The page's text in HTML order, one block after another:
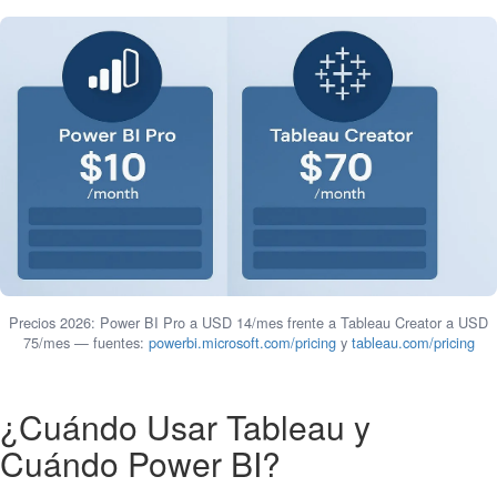
Precios 2026: Power BI Pro a USD 14/mes frente a Tableau Creator a USD
75/mes — fuentes: powerbi.microsoft.com/pricingy tableau.com/pricing
¿Cuándo Usar Tableau y
Cuándo Power BI?